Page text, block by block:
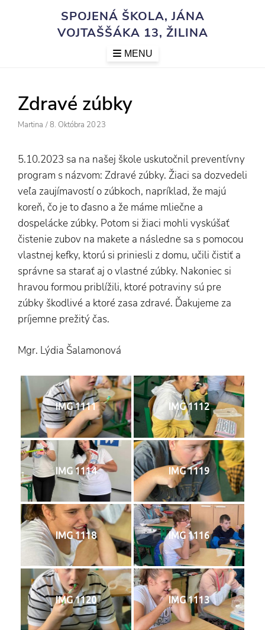
SPOJENÁ ŠKOLA, JÁNA
VOJTAŠŠÁKA 13, ŽILINA
MENU
Zdravé zúbky
Author
Martina /Posted
8. Októbra 2023
5.10.2023 sa na našej škole uskutočnil preventívny
program s názvom: Zdravé zúbky. Žiaci sa dozvedeli
veľa zaujímavostí o zúbkoch, napríklad, že majú
koreň, čo je to ďasno a že máme mliečne a
dospelácke zúbky. Potom si žiaci mohli vyskúšať
čistenie zubov na makete a následne sa s pomocou
vlastnej kefky, ktorú si priniesli z domu, učili čistiť a
správne sa starať aj o vlastné zúbky. Nakoniec si
hravou formou priblížili, ktoré potraviny sú pre
zúbky škodlivé a ktoré zasa zdravé. Ďakujeme za
príjemne prežitý čas.
Mgr. Lýdia Šalamonová
IMG 1111 IMG 1112
IMG 1114 IMG 1119
IMG 1118 IMG 1116
IMG 1120 IMG 1113